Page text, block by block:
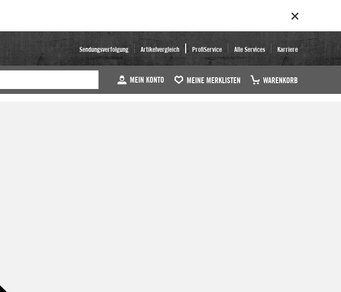
Sendungsverfolgung Artikelvergleich ProfiService Alle Services Karriere
MEIN KONTO MEINE MERKLISTEN WARENKORB